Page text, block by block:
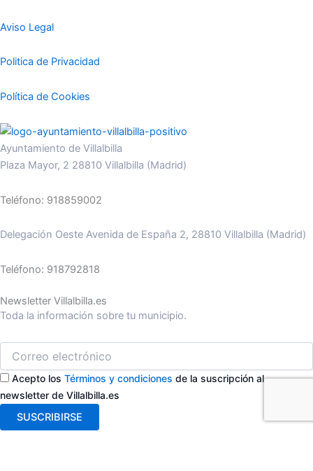
Aviso Legal
Politica de Privacidad
Política de Cookies
Ayuntamiento de Villalbilla
Plaza Mayor, 2 28810 Villalbilla (Madrid)
Teléfono: 918859002
Delegación Oeste Avenida de España 2, 28810 Villalbilla (Madrid)
Teléfono: 918792818
Newsletter Villalbilla.es
Toda la información sobre tu municipio.
Acepto los Términos y condiciones de la suscripción al
newsletter de Villalbilla.es
SUSCRIBIRSE